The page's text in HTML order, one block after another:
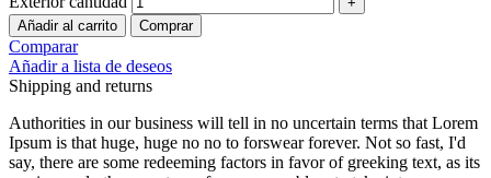
Añadir al carrito Comprar
Comparar
Añadir a lista de deseos
Shipping and returns
Authorities in our business will tell in no uncertain terms that Lorem
Ipsum is that huge, huge no no to forswear forever. Not so fast, I'd
say, there are some redeeming factors in favor of greeking text, as its